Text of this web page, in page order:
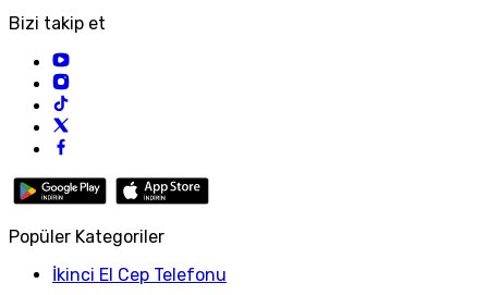
Bizi takip et
Popüler Kategoriler
İkinci El Cep Telefonu